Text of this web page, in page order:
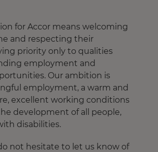
for Accor means welcoming
and respecting their
priority only to qualities
employment and
Our ambition is
employment, a warm and
excellent working conditions
development of all people,
disabilities.
not hesitate to let us know of